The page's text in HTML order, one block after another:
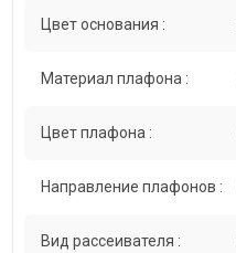
Цвет основания :
Материал плафона :
Цвет плафона :
Направление плафонов :
Вид рассеивателя :